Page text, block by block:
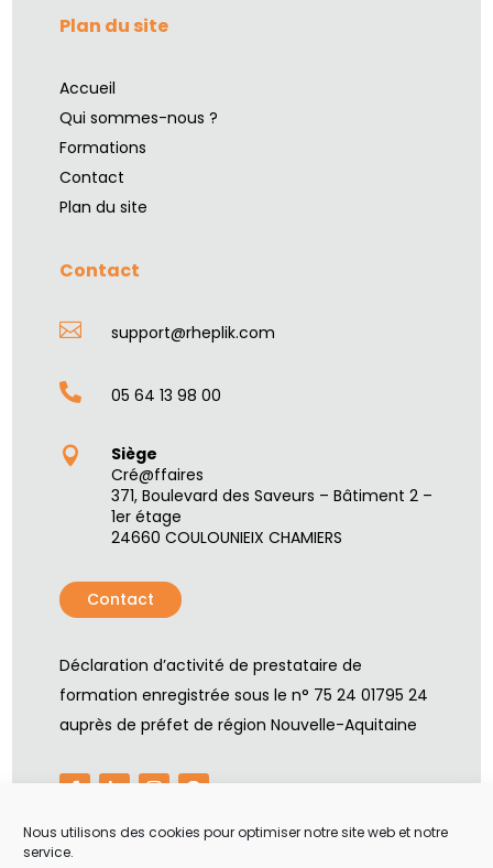
Nous utilisons des cookies pour optimiser notre site web et notre
service.
Plan du site
Accueil
Qui sommes-nous ?
Formations
Contact
Plan du site
Contact
 support@rheplik.com
 05 64 13 98 00

Siège
Cré@ffaires
371, Boulevard des Saveurs – Bâtiment 2 –
1er étage
24660 COULOUNIEIX CHAMIERS
Contact
Déclaration d’activité de prestataire de
formation enregistrée sous le n° 75 24 01795 24
auprès de préfet de région Nouvelle-Aquitaine